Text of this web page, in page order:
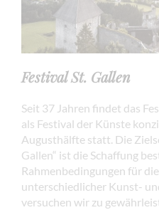
Festival St. Gallen
Seit 37 Jahren findet das
als Festival der Künste
Augusthälfte statt. Die
Gallen“ ist die Schaffung
Rahmenbedingungen für
unterschiedlicher Kunst-
versuchen wir zu